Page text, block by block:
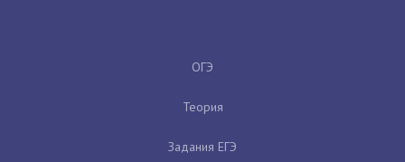
ОГЭ
Теория
Задания ЕГЭ